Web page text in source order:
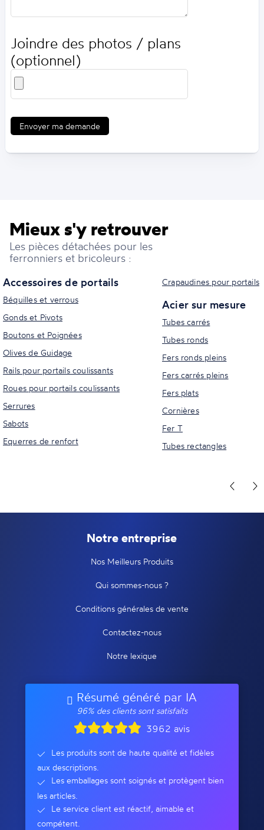
Joindre des photos / plans
(optionnel)
Envoyer ma demande
Mieux s'y retrouver
Les pièces détachées pour les
ferronniers et bricoleurs :
Accessoires de portails
Béquilles et verrous
Gonds et Pivots
Boutons et Poignées
Olives de Guidage
Rails pour portails coulissants
Roues pour portails coulissants
Serrures
Sabots
Equerres de renfort
Crapaudines pour portails
Acier sur mesure
Tubes carrés
Tubes ronds
Fers ronds pleins
Fers carrés pleins
Fers plats
Cornières
Fer T
Tubes rectangles
Notre entreprise
Nos Meilleurs Produits
Qui sommes-nous ?
Conditions générales de vente
Contactez-nous
Notre lexique
Résumé généré par IA
96% des clients sont satisfaits
3962 avis
Les produits sont de haute qualité et fidèles
aux descriptions.
Les emballages sont soignés et protègent bien
les articles.
Le service client est réactif, aimable et
compétent.